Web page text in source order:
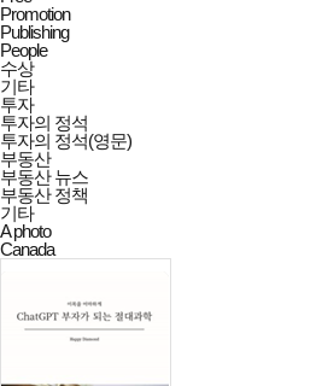
Promotion
Publishing
People
수상
기타
투자
투자의 정석
투자의 정석(영문)
부동산
부동산 뉴스
부동산 정책
기타
A photo
Canada